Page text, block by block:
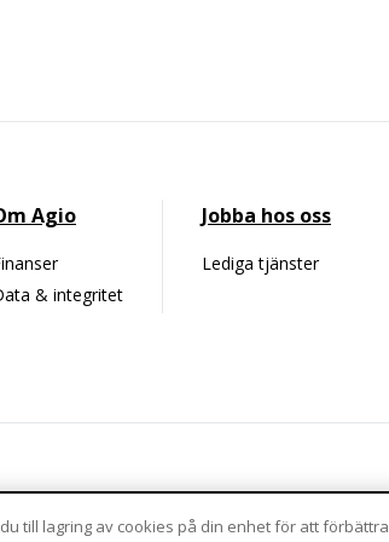
Agio
& integritet
Jobba hos oss
Lediga tjänster
981 47 Kiruna
till lagring av cookies på din enhet för att förbättra